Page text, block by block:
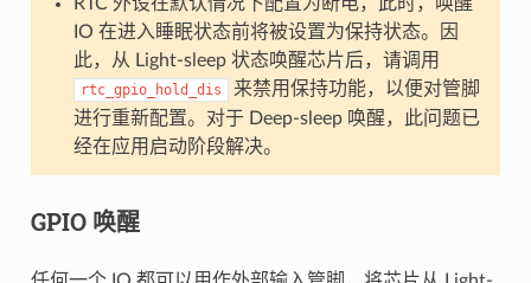
IO 在进入睡眠状态前将被设置为保持状态。因
此，从 Light-sleep 状态唤醒芯片后，请调用
rtc_gpio_hold_dis
来禁用保持功能，以便对管脚
进行重新配置。对于 Deep-sleep 唤醒，此问题已
经在应用启动阶段解决。
GPIO 唤醒